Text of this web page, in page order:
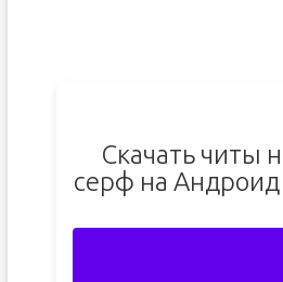
Скачать читы
серф на